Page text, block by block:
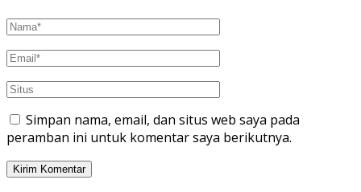
Simpan nama, email, dan situs web saya pada
peramban ini untuk komentar saya berikutnya.